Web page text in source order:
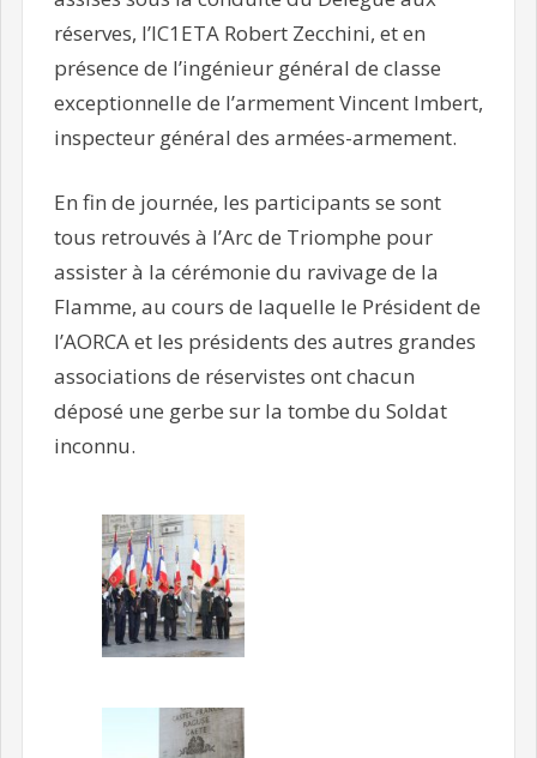
réserves, l’IC1ETA Robert Zecchini, et en
présence de l’ingénieur général de classe
exceptionnelle de l’armement Vincent Imbert,
inspecteur général des armées-armement.
En fin de journée, les participants se sont
tous retrouvés à l’Arc de Triomphe pour
assister à la cérémonie du ravivage de la
Flamme, au cours de laquelle le Président de
l’AORCA et les présidents des autres grandes
associations de réservistes ont chacun
déposé une gerbe sur la tombe du Soldat
inconnu.